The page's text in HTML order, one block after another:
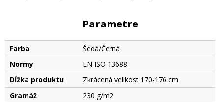
Parametre
Farba
Šedá/Černá
Normy
EN ISO 13688
Dĺžka produktu
Zkrácená velikost 170-176 cm
Gramáž
230 g/m2